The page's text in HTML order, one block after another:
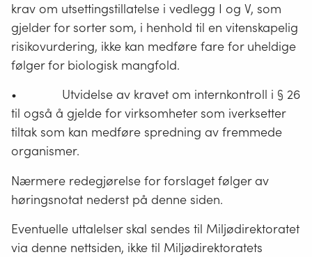
krav om utsettingstillatelse i vedlegg I og V, som
gjelder for sorter som, i henhold til en vitenskapelig
risikovurdering, ikke kan medføre fare for uheldige
følger for biologisk mangfold.
• Utvidelse av kravet om internkontroll i § 26
til også å gjelde for virksomheter som iverksetter
tiltak som kan medføre spredning av fremmede
organismer.
Nærmere redegjørelse for forslaget følger av
høringsnotat nederst på denne siden.
Eventuelle uttalelser skal sendes til Miljødirektoratet
via denne nettsiden, ikke til Miljødirektoratets